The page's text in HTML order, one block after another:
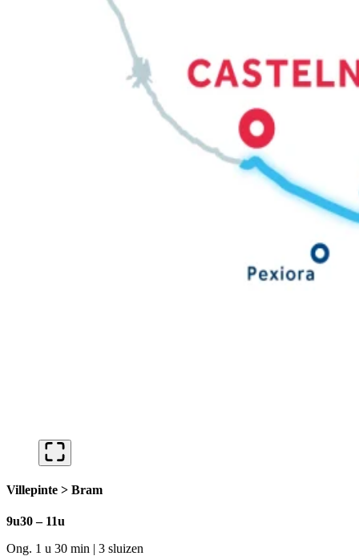
Villepinte > Bram
9u30 – 11u
Ong. 1 u 30 min | 3 sluizen